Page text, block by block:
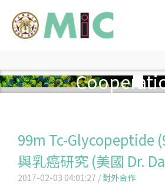
99m Tc-Glycopeptide
與乳癌研究 (美國 Dr.
2017-02-03 04:01:27 / 對外合作